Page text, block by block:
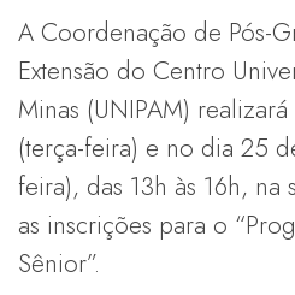
A Coordenação de Pós-
Extensão do Centro
Minas (UNIPAM)
(terça-feira) e no dia 25
feira), das 13h às 16h,
as inscrições para o
Sênior”.